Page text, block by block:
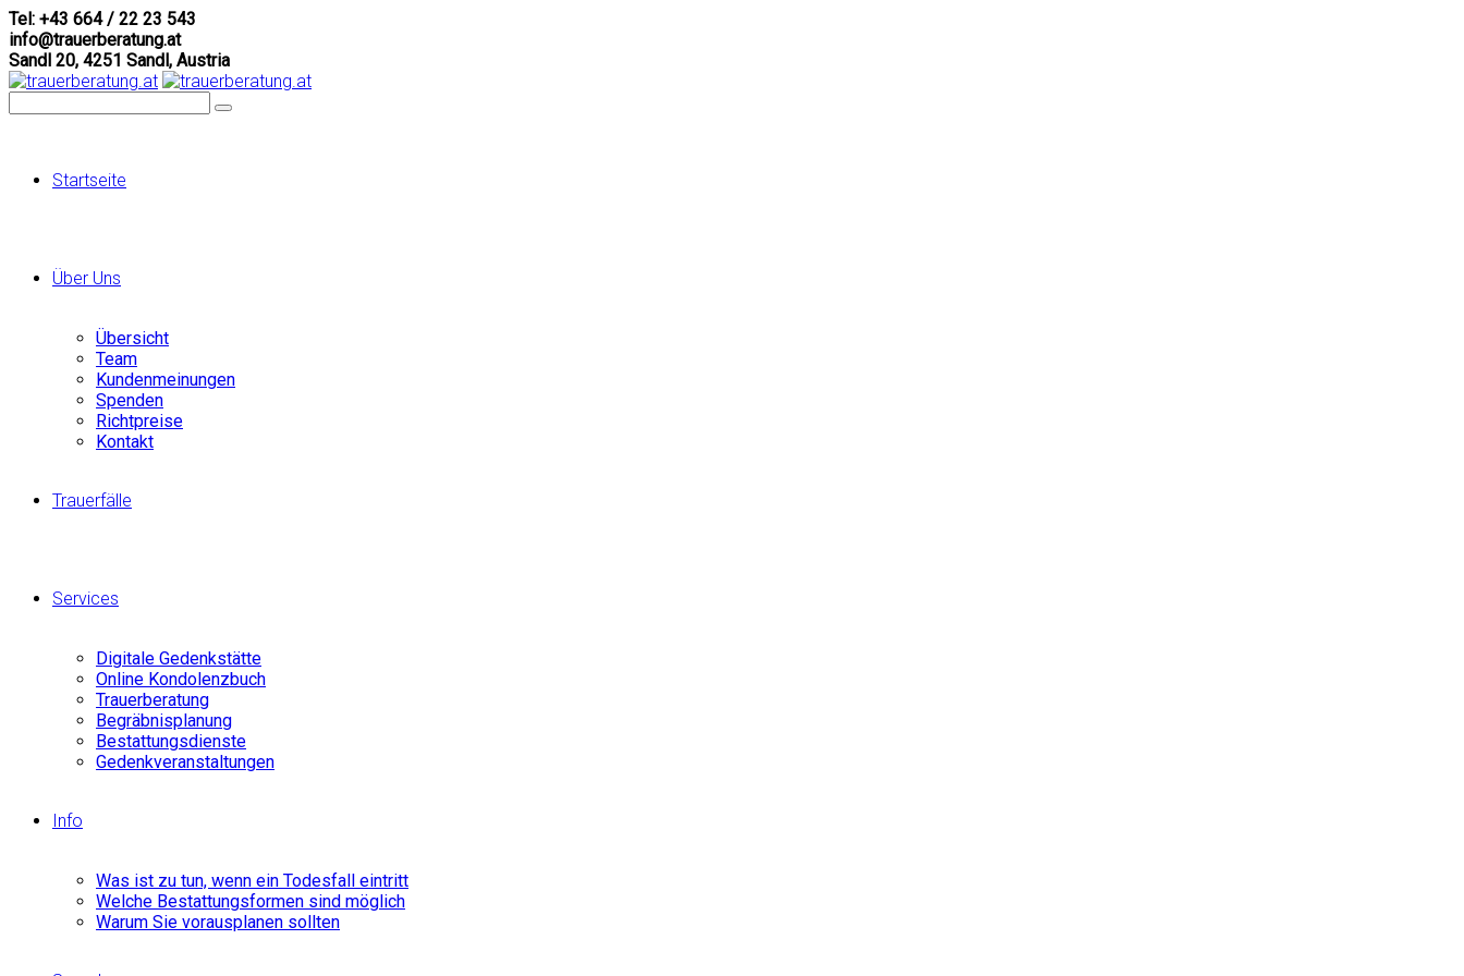
Tel: +43 664 / 22 23 543
info@trauerberatung.at
Sandl 20, 4251 Sandl, Austria
Startseite
Über Uns
Übersicht
Team
Kundenmeinungen
Spenden
Richtpreise
Kontakt
Trauerfälle
Services
Digitale Gedenkstätte
Online Kondolenzbuch
Trauerberatung
Begräbnisplanung
Bestattungsdienste
Gedenkveranstaltungen
Info
Was ist zu tun, wenn ein Todesfall eintritt
Welche Bestattungsformen sind möglich
Warum Sie vorausplanen sollten